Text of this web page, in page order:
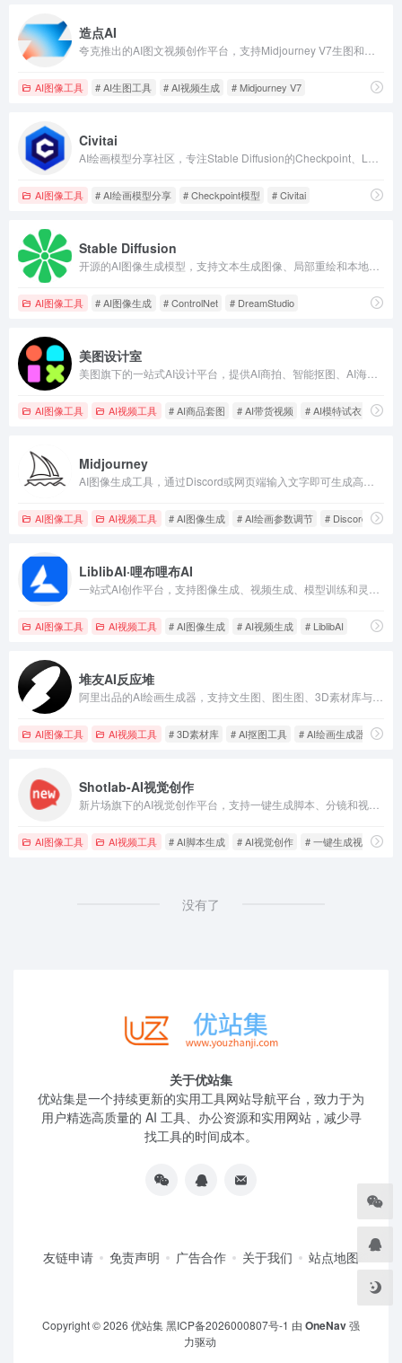
造点AI
AI图像工具 # AI生图工具 # AI视频生成 # Midjourney V7
Civitai
AI图像工具 # AI绘画模型分享 # Checkpoint模型 # Civitai
Stable Diffusion
AI图像工具 # AI图像生成 # ControlNet # DreamStudio
美图设计室
AI图像工具 AI视频工具 # AI商品套图 # AI带货视频 # AI模特试衣
Midjourney
AI图像工具 AI视频工具 # AI图像生成 # AI绘画参数调节 # Discord AI绘画
LiblibAI·哩布哩布AI
AI图像工具 AI视频工具 # AI图像生成 # AI视频生成 # LiblibAI
堆友AI反应堆
AI图像工具 AI视频工具 # 3D素材库 # AI抠图工具 # AI绘画生成器
Shotlab-AI视觉创作
AI图像工具 AI视频工具 # AI脚本生成 # AI视觉创作 # 一键生成视频
没有了
关于优站集
优站集是一个持续更新的实用工具网站导航平台，致力于为
用户精选高质量的 AI 工具、办公资源和实用网站，减少寻
找工具的时间成本。
友链申请 免责声明 广告合作 关于我们 站点地图
Copyright © 2026 优站集黑ICP备2026000807号-1 由 OneNav强
力驱动